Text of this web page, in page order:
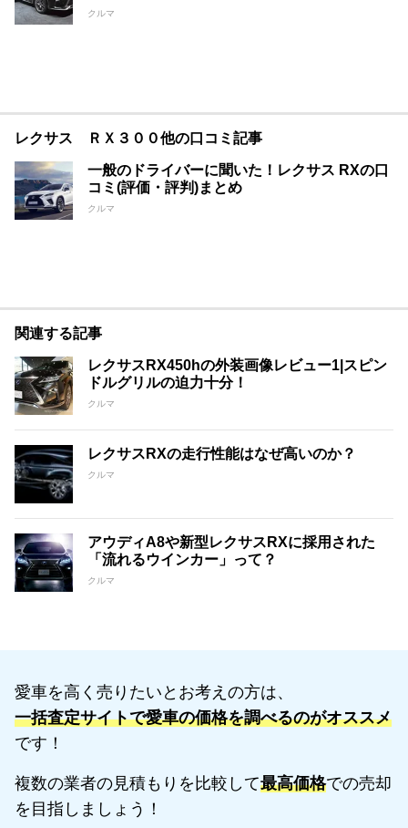
クルマ
レクサス ＲＸ３００他の口コミ記事
一般のドライバーに聞いた！レクサス RXの口
コミ(評価・評判)まとめ
クルマ
関連する記事
レクサスRX450hの外装画像レビュー1|スピン
ドルグリルの迫力十分！
クルマ
レクサスRXの走行性能はなぜ高いのか？
クルマ
アウディA8や新型レクサスRXに採用された
「流れるウインカー」って？
クルマ
愛車を高く売りたいとお考えの方は、
一括査定サイトで愛車の価格を調べるのがオススメ
です！
複数の業者の見積もりを比較して最高価格での売却
を目指しましょう！